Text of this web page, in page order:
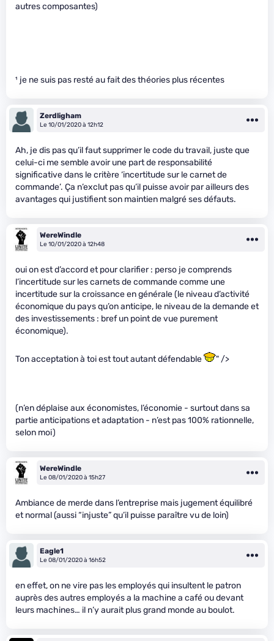
autres composantes)
¹ je ne suis pas resté au fait des théories plus récentes
Zerdligham
Le 10/01/2020 à 12h12
Ah, je dis pas qu’il faut supprimer le code du travail, juste que
celui-ci me semble avoir une part de responsabilité
significative dans le critère ‘incertitude sur le carnet de
commande’. Ça n’exclut pas qu’il puisse avoir par ailleurs des
avantages qui justifient son maintien malgré ses défauts.
WereWindle
Le 10/01/2020 à 12h48
oui on est d’accord et pour clarifier : perso je comprends
l’incertitude sur les carnets de commande comme une
incertitude sur la croissance en générale (le niveau d’activité
économique du pays qu’on anticipe, le niveau de la demande et
des investissements : bref un point de vue purement
économique).
Ton acceptation à toi est tout autant défendable " />
(n’en déplaise aux économistes, l’économie - surtout dans sa
partie anticipations et adaptation - n’est pas 100% rationnelle,
selon moi)
WereWindle
Le 08/01/2020 à 15h27
Ambiance de merde dans l’entreprise mais jugement équilibré
et normal (aussi “injuste” qu’il puisse paraître vu de loin)
Eagle1
Le 08/01/2020 à 16h52
en effet, on ne vire pas les employés qui insultent le patron
auprès des autres employés a la machine a café ou devant
leurs machines… il n’y aurait plus grand monde au boulot.